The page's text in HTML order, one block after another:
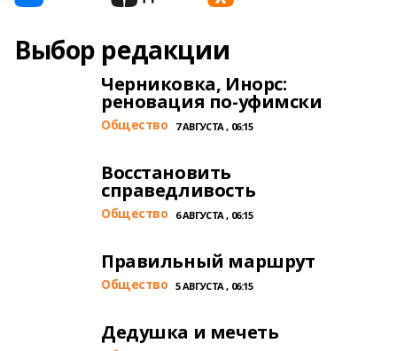
Выбор редакции
Черниковка, Инорс:
реновация по-уфимски
Общество 7 АВГУСТА , 06:15
Восстановить
справедливость
Общество 6 АВГУСТА , 06:15
Правильный маршрут
Общество 5 АВГУСТА , 06:15
Дедушка и мечеть